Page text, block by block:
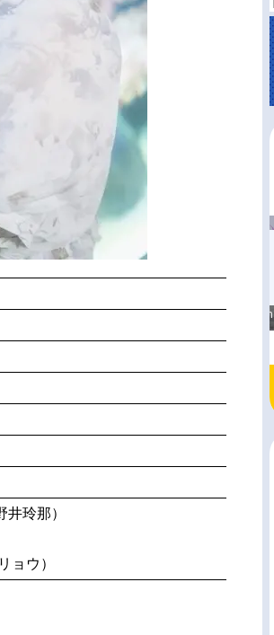
井玲那）
ョウ）
ニメイトタイムズ
radio 大直会 2nd season